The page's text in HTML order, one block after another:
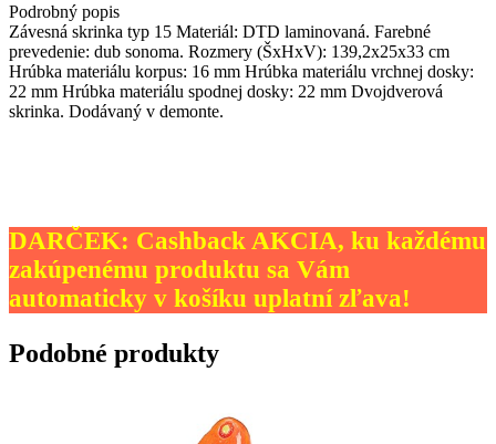
Podrobný popis
Závesná skrinka typ 15 Materiál: DTD laminovaná. Farebné
prevedenie: dub sonoma. Rozmery (ŠxHxV): 139,2x25x33 cm
Hrúbka materiálu korpus: 16 mm Hrúbka materiálu vrchnej dosky:
22 mm Hrúbka materiálu spodnej dosky: 22 mm Dvojdverová
skrinka. Dodávaný v demonte.
DARČEK: Cashback AKCIA, ku každému
zakúpenému produktu sa Vám
automaticky v košíku uplatní zľava!
Podobné produkty